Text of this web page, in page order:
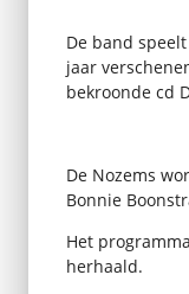
De band
jaar
bekroonde cd
De Nozems
Bonnie
Het
herhaald.